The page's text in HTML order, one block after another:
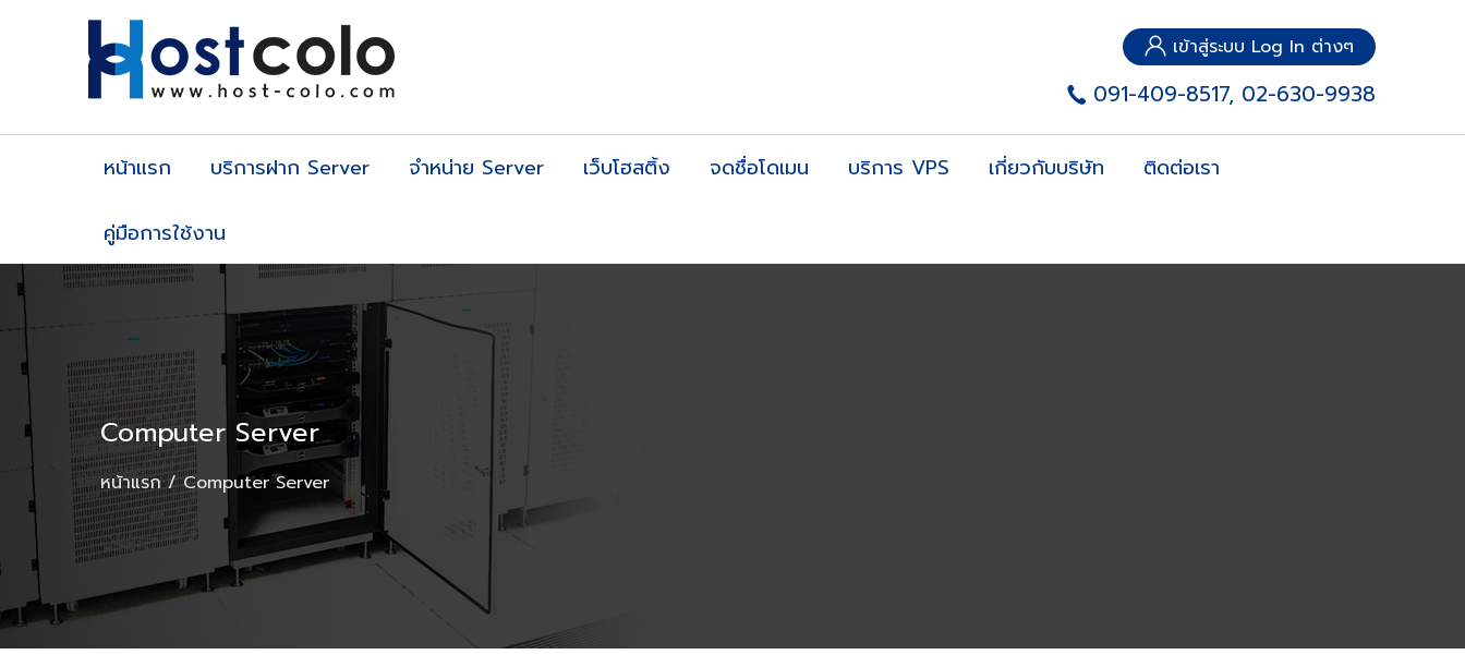
เข้าสู่ระบบ Log In ต่างๆ
091-409-8517, 02-630-9938
หน้าแรก บริการฝาก Server จำหน่าย Server เว็บโฮสติ้ง จดชื่อโดเมน บริการ VPS เกี่ยวกับบริษัท ติดต่อเรา
คู่มือการใช้งาน
Computer Server
หน้าแรก Computer Server